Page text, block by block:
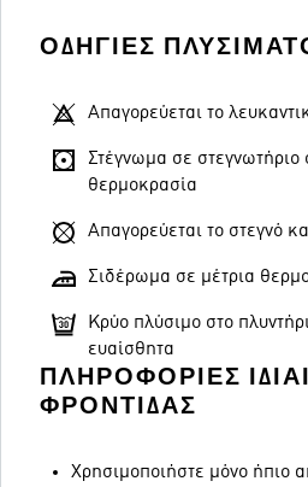
ΟΔΗΓΊΕΣ
Απαγορεύεται το
Στέγνωμα σε στεγνωτήριο
θερμοκρασία
Απαγορεύεται το στεγνό
Σιδέρωμα σε μέτρια
Κρύο πλύσιμο στο
ευαίσθητα
ΠΛΗΡΟΦΟΡΊΕΣ
ΦΡΟΝΤΊΔΑΣ
Χρησιμοποιήστε μόνο ήπιο